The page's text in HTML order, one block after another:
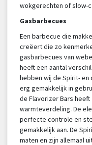
wokgerechten of slow-
Gasbarbecues
Een barbecue die
creëert die zo
gasbarbecues van
heeft een aantal
hebben wij de Spirit- en
erg gemakkelijk in
de Flavorizer Bars
warmteverdeling. De
perfecte controle en
gemakkelijk aan. De
maten en zijn allemaal